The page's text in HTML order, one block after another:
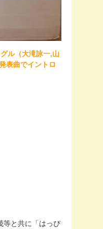
ル（大滝詠一,山
表曲でイントロ
等と共に「はっぴ